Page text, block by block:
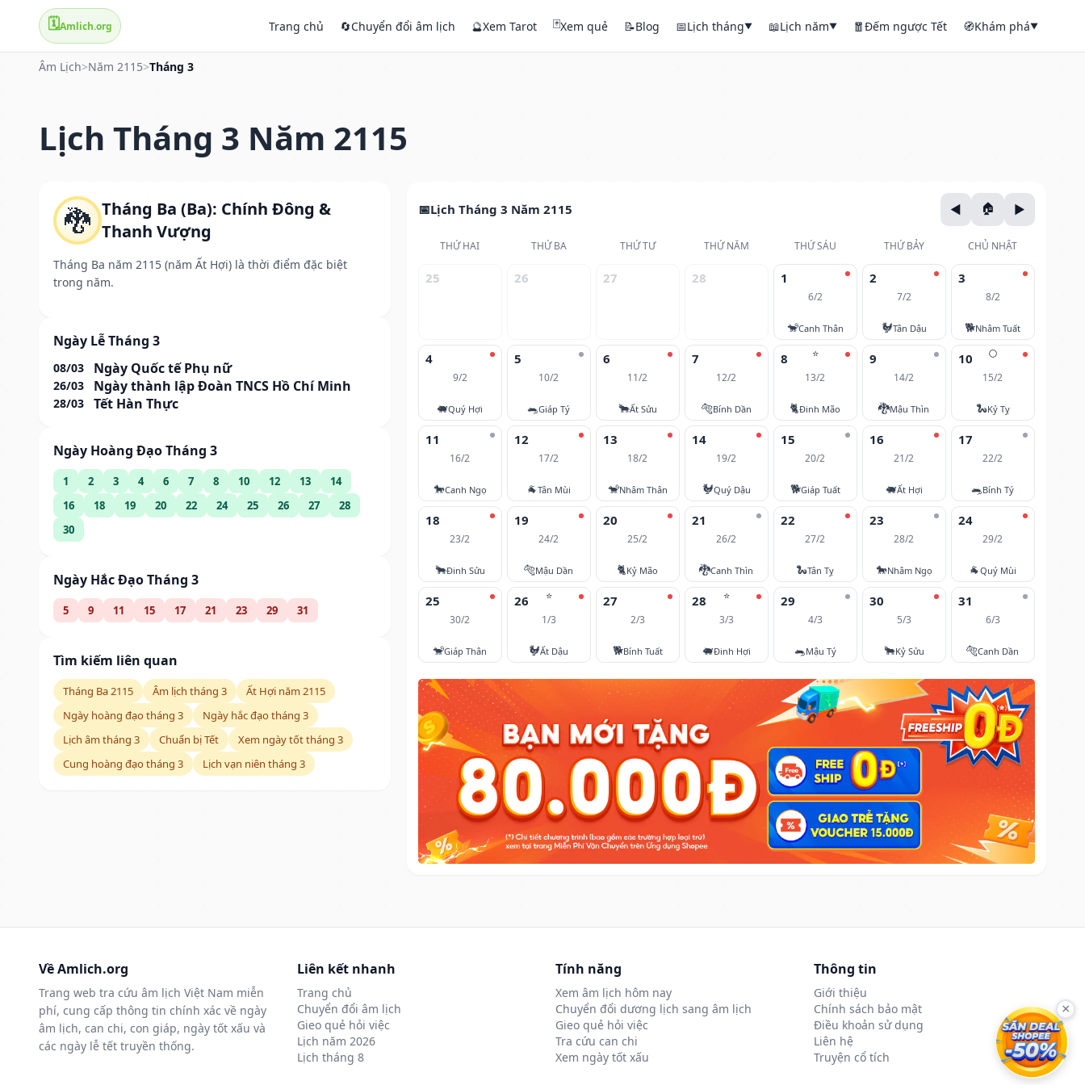
🗓️Amlich.org Trang chủ 🔄Chuyển đổi âm lịch 🔮Xem Tarot 🃏Xem quẻ 📝Blog 📅Lịch tháng▼ 📖Lịch năm▼ 🧧Đếm ngược Tết 🧭Khám phá▼
Âm Lịch>Năm 2115>Tháng 3
Lịch Tháng 3 Năm 2115
🐉 Tháng Ba (Ba): Chính Đông &
Thanh Vượng
Tháng Ba năm 2115 (năm Ất Hợi) là thời điểm đặc biệt
trong năm.
Ngày Lễ Tháng 3
08/03 Ngày Quốc tế Phụ nữ
26/03 Ngày thành lập Đoàn TNCS Hồ Chí Minh
28/03 Tết Hàn Thực
Ngày Hoàng Đạo Tháng 3
1 2 3 4 6 7 8 10 12 13
14
16
18 19 20 22 24 25 26 27
28
30
Ngày Hắc Đạo Tháng 3
5 9 11 15 17 21 23 29 31
Tìm kiếm liên quan
Tháng Ba 2115 Âm lịch tháng 3
Ất Hợi năm 2115
Ngày hoàng đạo tháng 3
Ngày hắc đạo tháng 3
Lịch âm tháng 3
Chuẩn bị Tết
Xem ngày tốt tháng 3
Cung hoàng đạo tháng 3
Lịch vạn niên tháng 3
Lịch Tháng 3 Năm 2115
THỨ HAI THỨ BA THỨ TƯ THỨ NĂM THỨ SÁU THỨ BẢY CHỦ NHẬT
25 26 27 28 1
6/2
🐒Canh Thân
2
7/2
🐓Tân Dậu
3
8/2
🐕Nhâm Tuất
4
9/2
🐖Quý Hợi
5
10/2
🐀Giáp Tý
6
11/2
🐂Ất Sửu
7
12/2
🐅Bính Dần
⭐
8
13/2
🐈Đinh Mão
9
14/2
🐉Mậu Thìn
🌕
10
15/2
🐍Kỷ Tỵ
11
16/2
🐎Canh Ngọ
12
17/2
🐐Tân Mùi
13
18/2
🐒Nhâm Thân
14
19/2
🐓Quý Dậu
15
20/2
🐕Giáp Tuất
16
21/2
🐖Ất Hợi
17
22/2
🐀Bính Tý
18
23/2
🐂Đinh Sửu
19
24/2
🐅Mậu Dần
20
25/2
🐈Kỷ Mão
21
26/2
🐉Canh Thìn
22
27/2
🐍Tân Tỵ
23
28/2
🐎Nhâm Ngọ
24
29/2
🐐Quý Mùi
25
30/2
🐒Giáp Thân
⭐
26
1/3
🐓Ất Dậu
27
2/3
🐕Bính Tuất
⭐
28
3/3
🐖Đinh Hợi
29
4/3
🐀Mậu Tý
30
5/3
🐂Kỷ Sửu
31
6/3
🐅Canh Dần
Về Amlich.org
Trang web tra cứu âm lịch Việt Nam miễn
phí, cung cấp thông tin chính xác về ngày
âm lịch, can chi, con giáp, ngày tốt xấu và
các ngày lễ tết truyền thống.
Liên kết nhanh
Trang chủ
Chuyển đổi âm lịch
Gieo quẻ hỏi việc
Lịch năm 2026
Lịch tháng 8
Tính năng
Xem âm lịch hôm nay
Chuyển đổi dương lịch sang âm lịch
Gieo quẻ hỏi việc
Tra cứu can chi
Xem ngày tốt xấu
Thông tin
Giới thiệu
Chính sách bảo mật
Điều khoản sử dụng
Liên hệ
Truyện cổ tích
×